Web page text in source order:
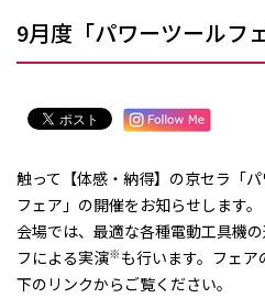
9月度「パワーツールフ
触って【体感・納得】の京セラ「パ
フェア」の開催をお知らせします。
会場では、最適な各種電動工具機
フによる実演※ も行います。フェ
下のリンクからご覧ください。